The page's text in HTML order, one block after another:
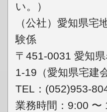
い。）
（公社）愛知県
験係
〒451-0031 愛知
1-19（愛知県宅建
TEL：(052)953-
業務時間：9:00 〜